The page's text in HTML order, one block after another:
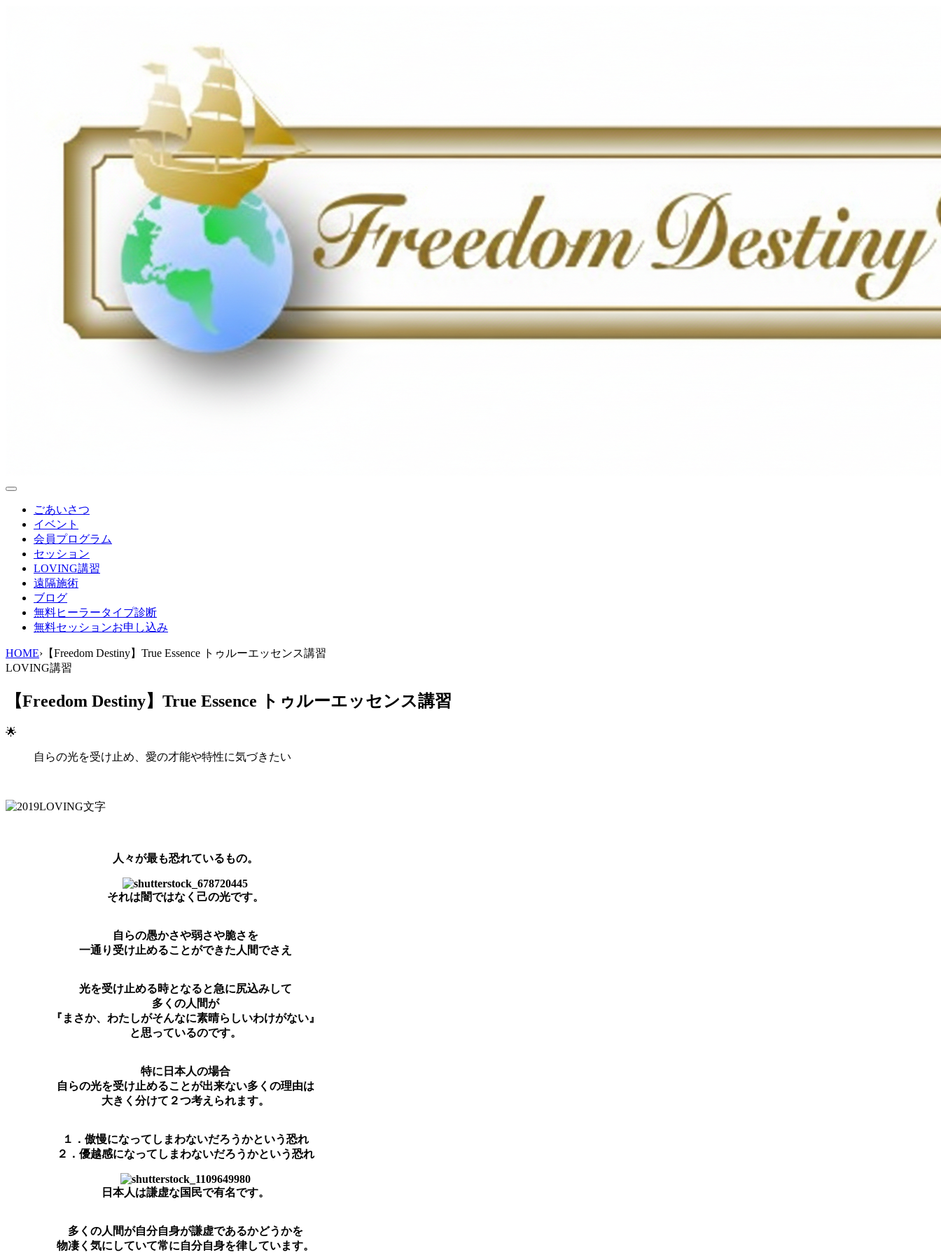
ごあいさつ
イベント
会員プログラム
セッション
LOVING講習
遠隔施術
ブログ
無料ヒーラータイプ診断
無料セッションお申し込み
HOME› 【Freedom Destiny】True Essence トゥルーエッセンス講習
LOVING講習
【Freedom Destiny】True Essence トゥルーエッセンス講習
🌟
自らの光を受け止め、愛の才能や特性に気づきたい
人々が最も恐れているもの。
それは闇ではなく己の光です。
自らの愚かさや弱さや脆さを
一通り受け止めることができた人間でさえ
光を受け止める時となると急に尻込みして
多くの人間が
『まさか、わたしがそんなに素晴らしいわけがない』
と思っているのです。
特に日本人の場合
自らの光を受け止めることが出来ない多くの理由は
大きく分けて２つ考えられます。
１．傲慢になってしまわないだろうかという恐れ
２．優越感になってしまわないだろうかという恐れ
日本人は謙虚な国民で有名です。
多くの人間が自分自身が謙虚であるかどうかを
物凄く気にしていて常に自分自身を律しています。